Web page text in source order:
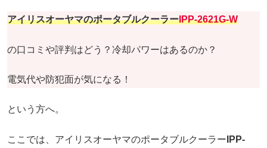
アイリスオーヤマのポータブルクーラーIPP-2621G-W
の口コミや評判はどう？冷却パワーはあるのか？
電気代や防犯面が気になる！
という方へ。
ここでは、アイリスオーヤマのポータブルクーラー IPP-